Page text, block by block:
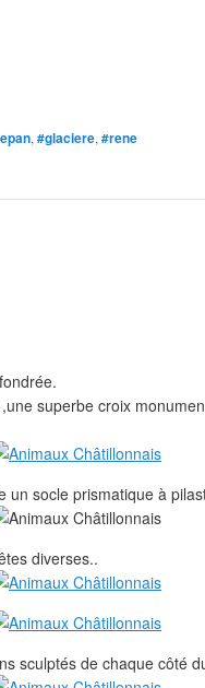
, #glaciere, #rene
superbe croix
un socle prismatique à
diverses..
sculptés de chaque côté